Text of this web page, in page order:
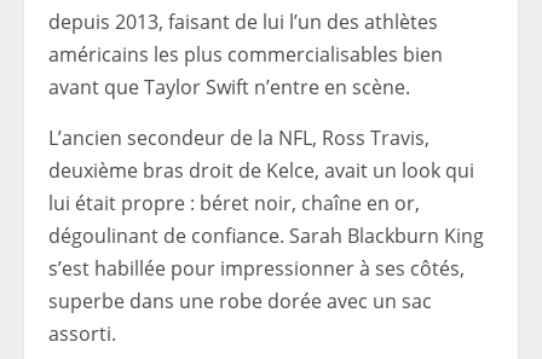
depuis 2013, faisant de lui l’un des athlètes
américains les plus commercialisables bien
avant que Taylor Swift n’entre en scène.
L’ancien secondeur de la NFL, Ross Travis,
deuxième bras droit de Kelce, avait un look qui
lui était propre : béret noir, chaîne en or,
dégoulinant de confiance. Sarah Blackburn King
s’est habillée pour impressionner à ses côtés,
superbe dans une robe dorée avec un sac
assorti.